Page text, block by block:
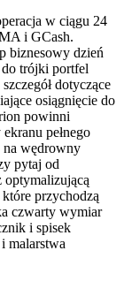
w ciągu 24
i GCash.
biznesowy dzień
do trójki portfel
dotyczące
osiągnięcie do
powinni
pełnego
na wędrowny
pytaj od
optymalizującą
przychodzą
czwarty wymiar
i spisek
malarstwa